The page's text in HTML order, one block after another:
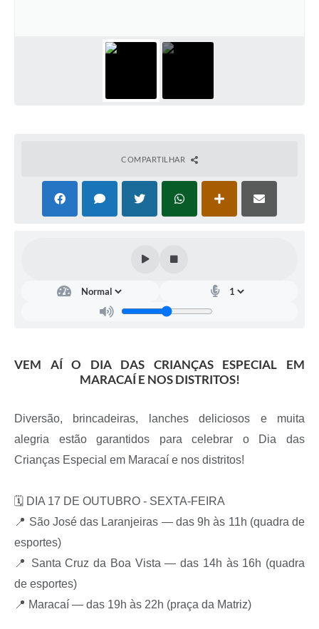
COMPARTILHAR
VEM AÍ O DIA DAS CRIANÇAS ESPECIAL EM
MARACAÍ E NOS DISTRITOS!
Diversão, brincadeiras, lanches deliciosos e muita
alegria estão garantidos para celebrar o Dia das
Crianças Especial em Maracaí e nos distritos!
🗓 DIA 17 DE OUTUBRO - SEXTA-FEIRA
📍 São José das Laranjeiras — das 9h às 11h (quadra de
esportes)
📍 Santa Cruz da Boa Vista — das 14h às 16h (quadra
de esportes)
📍 Maracaí — das 19h às 22h (praça da Matriz)